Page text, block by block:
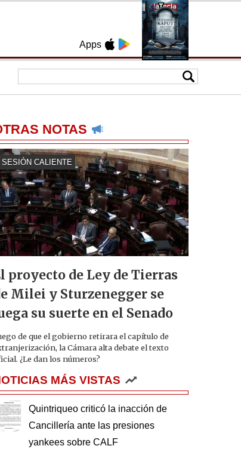
Apps
NOTAS
SESIÓN CALIENTE
proyecto de Ley de Tierras
Milei y Sturzenegger se
su suerte en el Senado
de que el gobierno retirara el capítulo de
la Cámara alta debate el texto
¿Le dan los números?
MÁS VISTAS
Quintriqueo criticó la inacción de
Cancillería ante las presiones
yankees sobre CALF